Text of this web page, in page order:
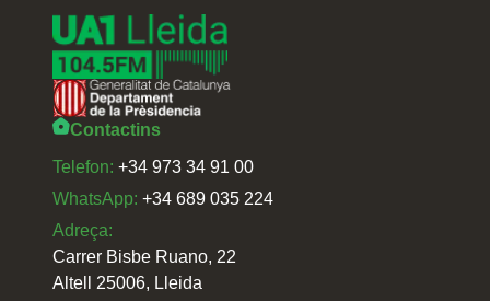
Contactins
Telefon: +34 973 34 91 00
WhatsApp: +34 689 035 224
Adreça:
Carrer Bisbe Ruano, 22
Altell 25006, Lleida